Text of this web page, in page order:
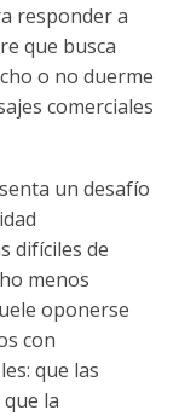
responder a
que busca
o no duerme
comerciales
un desafío
difíciles de
menos
oponerse
con
que las
la